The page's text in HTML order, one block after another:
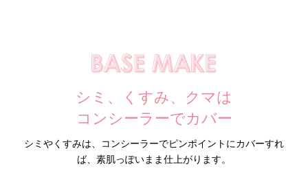
シミ、くすみ、クマは
コンシーラーでカバー
シミやくすみは、コンシーラーでピンポイントにカバーすれ
ば、素肌っぽいまま仕上がります。